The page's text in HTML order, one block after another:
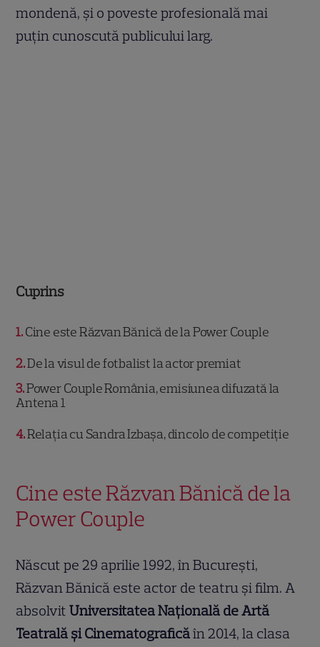
mondenă, și o poveste profesională mai
puțin cunoscută publicului larg.
Cuprins
1 Cine este Răzvan Bănică de la Power Couple
2 De la visul de fotbalist la actor premiat
3 Power Couple România, emisiunea difuzată la
Antena 1
4 Relația cu Sandra Izbașa, dincolo de competiție
Cine este Răzvan Bănică de la
Power Couple
Născut pe 29 aprilie 1992, în București,
Răzvan Bănică este actor de teatru și film. A
absolvitUniversitatea Națională de Artă
Teatrală și Cinematograficăîn 2014, la clasa